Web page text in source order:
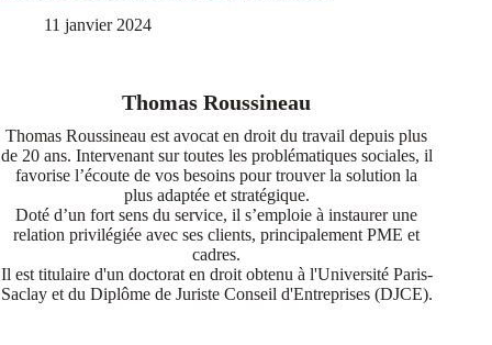
11 janvier 2024
Thomas Roussineau
Thomas Roussineau est avocat en droit du travail depuis plus
de 20 ans. Intervenant sur toutes les problématiques sociales, il
favorise l’écoute de vos besoins pour trouver la solution la
plus adaptée et stratégique.
Doté d’un fort sens du service, il s’emploie à instaurer une
relation privilégiée avec ses clients, principalement PME et
cadres.
Il est titulaire d'un doctorat en droit obtenu à l'Université Paris-
Saclay et du Diplôme de Juriste Conseil d'Entreprises (DJCE).